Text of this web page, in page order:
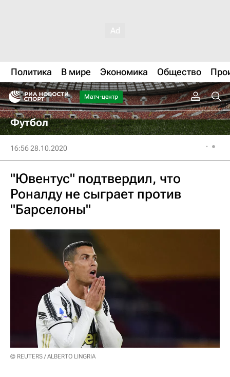
Политика В мире Экономика Общество
Матч-центр
Футбол
16:56 28.10.2020
"Ювентус" подтвердил, что
Роналду не сыграет против
"Барселоны"
© REUTERS / ALBERTO LINGRIA